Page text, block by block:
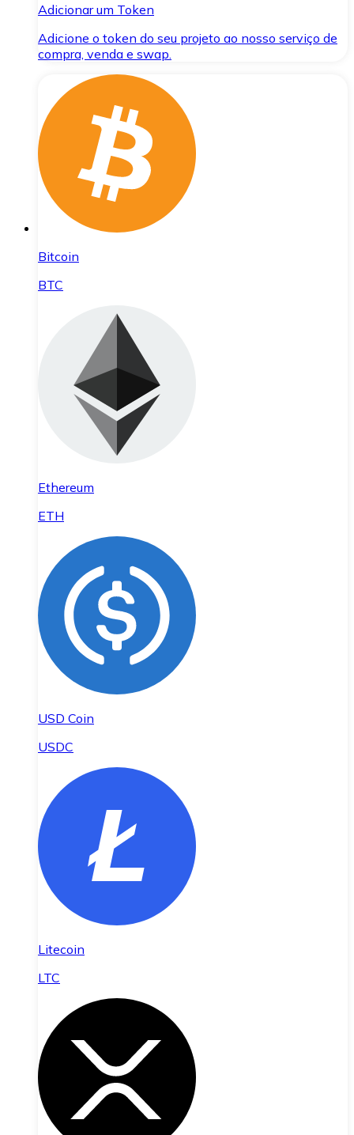
Adicionar um Token
Adicione o token do seu projeto ao nosso serviço de
compra, venda e swap.
Bitcoin
BTC
Ethereum
ETH
USD Coin
USDC
Litecoin
LTC